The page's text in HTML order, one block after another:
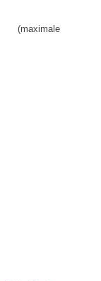
(maximale